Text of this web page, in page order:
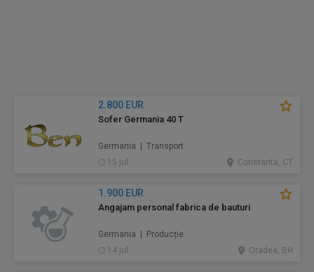
2.800 EUR
Sofer Germania 40 T
Germania | Transport
15 jul.
Constanta, CT
1.900 EUR
Angajam personal fabrica de bauturi
Germania | Producție
14 jul.
Oradea, BH